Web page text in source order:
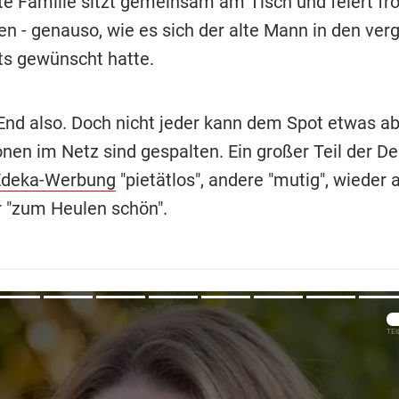
- genauso, wie es sich der alte Mann in den
gewünscht hatte.
also. Doch nicht jeder kann dem Spot etwas
im Netz sind gespalten. Ein großer Teil der
Werbung "pietätlos", andere "mutig", wieder
Heulen schön".